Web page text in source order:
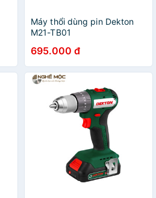
Máy thổi dùng pin Dekton
M21-TB01
695.000 đ